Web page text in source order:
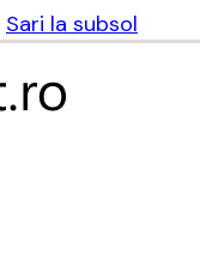
Sari la subsol